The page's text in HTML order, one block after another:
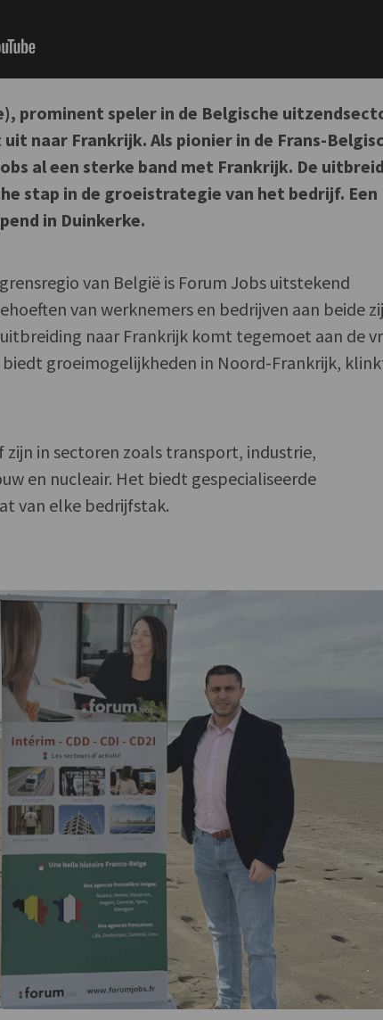
prominent speler in de Belgische
naar Frankrijk. Als pionier in de Frans-
al een sterke band met Frankrijk. De
stap in de groeistrategie van het bedrijf. Een
in Duinkerke.
van België is Forum Jobs uitstekend
van werknemers en bedrijven aan beide
naar Frankrijk komt tegemoet aan de
groeimogelijkheden in Noord-Frankrijk,
zijn in sectoren zoals transport, industrie,
en nucleair. Het biedt gespecialiseerde
van elke bedrijfstak.